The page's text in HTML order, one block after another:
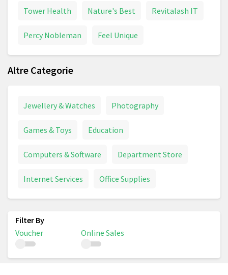
Tower Health Nature's Best Revitalash IT
Percy Nobleman Feel Unique
Altre Categorie
Jewellery & Watches Photography
Games & Toys Education
Computers & Software Department Store
Internet Services Office Supplies
Voucher Online Sales